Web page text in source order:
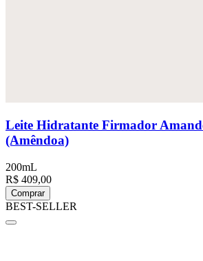
Leite Hidratante Firmador
(Amêndoa)
200mL
R$ 409,00
Comprar
BEST-SELLER